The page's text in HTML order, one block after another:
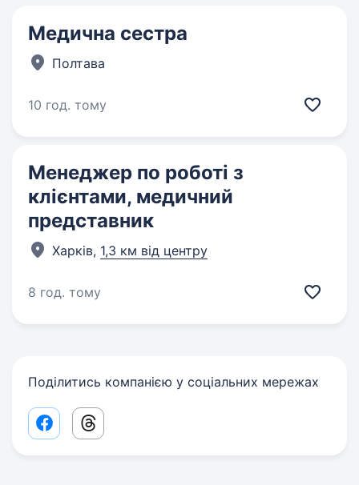
Медична сестра
Полтава
10 год. тому
Менеджер по роботі з
клієнтами, медичний
представник
Харків, 1,3 км від центру
8 год. тому
Поділитись компанією у соціальних мережах
Facebook share link
Threads share link